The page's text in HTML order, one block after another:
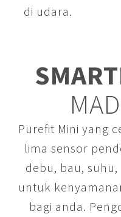
di udara.
Purefit Mini yang
lima sensor
debu, bau,
untuk
bagi anda.